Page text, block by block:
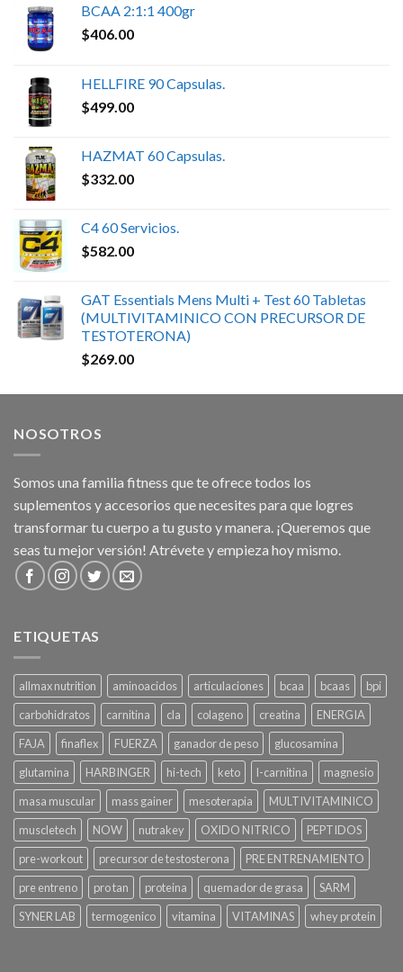
BCAA 2:1:1 400gr
$406.00
HELLFIRE 90 Capsulas.
$499.00
HAZMAT 60 Capsulas.
$332.00
C4 60 Servicios.
$582.00
GAT Essentials Mens Multi + Test 60 Tabletas
(MULTIVITAMINICO CON PRECURSOR DE
TESTOTERONA)
$269.00
NOSOTROS
Somos una familia fitness que te ofrece todos los
suplementos y accesorios que necesites para que logres
transformar tu cuerpo a tu gusto y manera. ¡Queremos que
seas tu mejor versión! Atrévete y empieza hoy mismo.
ETIQUETAS
allmax nutrition aminoacidos articulaciones bcaa bcaas
bpi
carbohidratos
carnitina cla colageno creatina
ENERGIA
FAJA
finaflex FUERZA ganador de peso
glucosamina
glutamina
HARBINGER hi-tech keto l-carnitina
magnesio
masa muscular
mass gainer mesoterapia
MULTIVITAMINICO
muscletech
NOW nutrakey OXIDO NITRICO
PEPTIDOS
pre-workout
precursor de testosterona
PRE ENTRENAMIENTO
pre entreno
pro tan proteina quemador de grasa
SARM
SYNER LAB
termogenico vitamina VITAMINAS whey protein